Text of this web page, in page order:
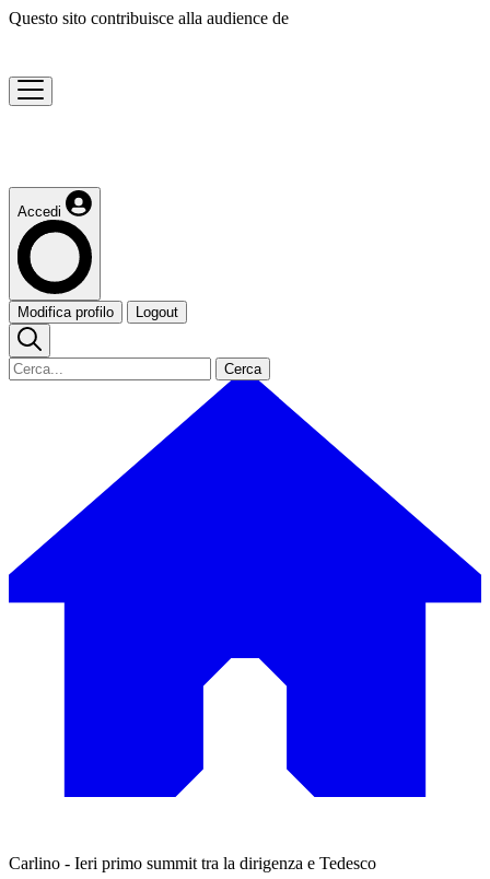
Questo sito contribuisce alla audience de
Accedi
Modifica profilo Logout
Cerca
Carlino - Ieri primo summit tra la dirigenza e Tedesco